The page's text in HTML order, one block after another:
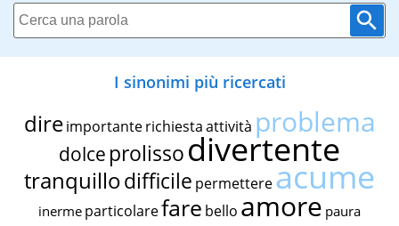
I sinonimi più ricercati
dire importante richiestaattività problema
dolce prolissodivertente
tranquillodifficile permettereacume
inerme particolarefare bello amore paura